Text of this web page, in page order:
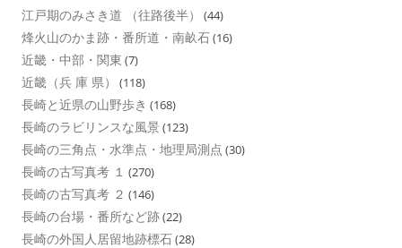
江戸期のみさき道 （往路後半） (44)
烽火山のかま跡・番所道・南畝石(16)
近畿・中部・関東 (7)
近畿（兵 庫 県） (118)
長崎と近県の山野歩き (168)
長崎のラビリンスな風景 (123)
長崎の三角点・水準点・地理局測点 (30)
長崎の古写真考 １ (270)
長崎の古写真考 ２ (146)
長崎の台場・番所など跡(22)
長崎の外国人居留地跡標石(28)